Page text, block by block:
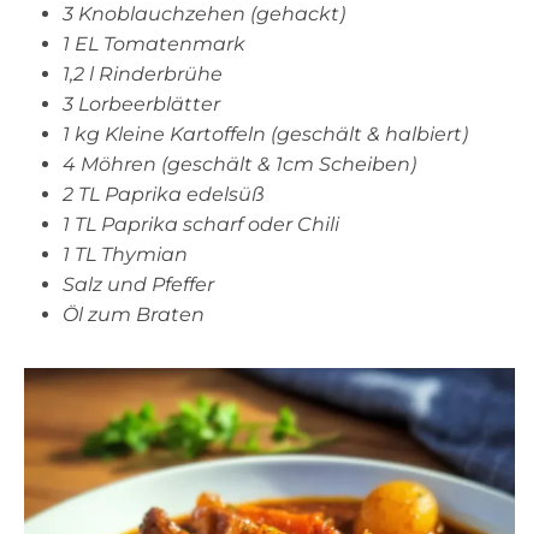
3 Knoblauchzehen (gehackt)
1 EL Tomatenmark
1,2 l Rinderbrühe
3 Lorbeerblätter
1 kg Kleine Kartoffeln (geschält & halbiert)
4 Möhren (geschält & 1cm Scheiben)
2 TL Paprika edelsüß
1 TL Paprika scharf oder Chili
1 TL Thymian
Salz und Pfeffer
Öl zum Braten